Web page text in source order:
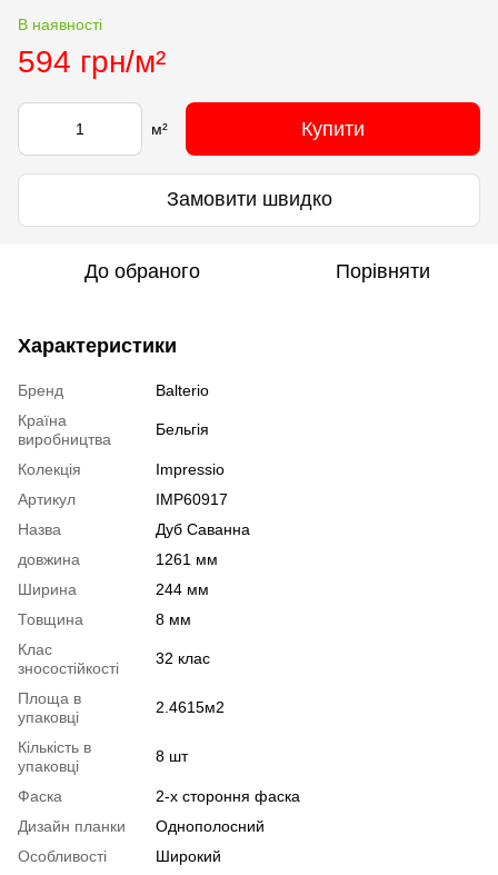
В наявності
594 грн/м²
м² Купити
Замовити швидко
До обраного Порівняти
Характеристики
Бренд
Balterio
Країна
виробництва
Бельгія
Колекція
Impressio
Артикул
IMP60917
Назва
Дуб Саванна
довжина
1261 мм
Ширина
244 мм
Товщина
8 мм
Клас
зносостійкості
32 клас
Площа в
упаковці
2.4615м2
Кількість в
упаковці
8 шт
Фаска
2-х стороння фаска
Дизайн планки
Однополосний
Особливості
Широкий